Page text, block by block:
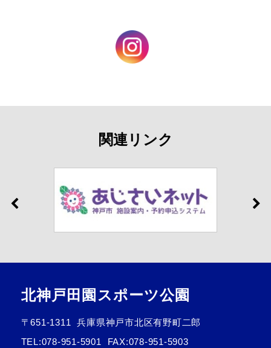
関連リンク
北神戸田園スポーツ公園
〒651-1311
兵庫県神戸市北区有野町二郎
TEL:078-951-5901
FAX:078-951-5903